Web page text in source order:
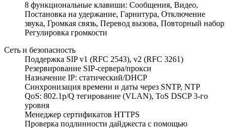
8 функциональные клавиши: Сообщения, Видео,
Постановка на удержание, Гарнитура, Отключение
звука, Громкая связь, Перевод вызова, Повторный набор
Регулировка громкости
Сеть и безопасность
Поддержка SIP v1 (RFC 2543), v2 (RFC 3261)
Резервирование SIP-сервера/прокси
Назначение IP: статический/DHCP
Синхронизация времени и даты через SNTP, NTP
QoS: 802.1p/Q тегирование (VLAN), ToS DSCP 3-го
уровня
Менеджер сертификатов HTTPS
Проверка подлинности дайджеста с помощью